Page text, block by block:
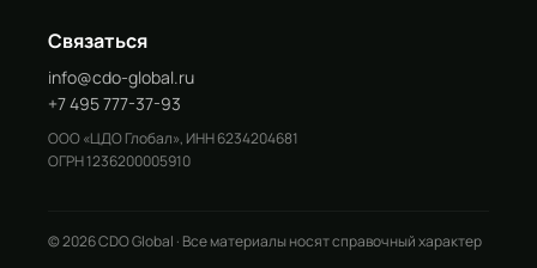
Связаться
info@cdo-global.ru
+7 495 777-37-93
ООО «ЦДО Глобал», ИНН 6234204681
ОГРН 1236200005910
© 2026 CDO Global · Все материалы носят справочный характер